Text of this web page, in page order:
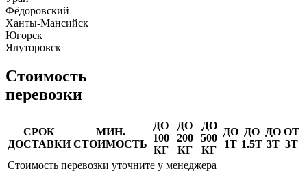
Фёдоровский
Ханты-Мансийск
Югорск
Ялуторовск
Стоимость
перевозки
СРОК
ДОСТАВКИ
МИН.
СТОИМОСТЬ
ДО
100
КГ
ДО
200
КГ
ДО
500
КГ
ДО
1Т
ДО
1.5Т
ДО
3Т
ОТ
3Т
Стоимость перевозки уточните у менеджера